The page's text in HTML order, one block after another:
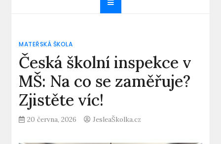
MATEŘSKÁ ŠKOLA
Česká školní inspekce v
MŠ: Na co se zaměřuje?
Zjistěte víc!
20 června, 2026 JesleaŠkolka.cz